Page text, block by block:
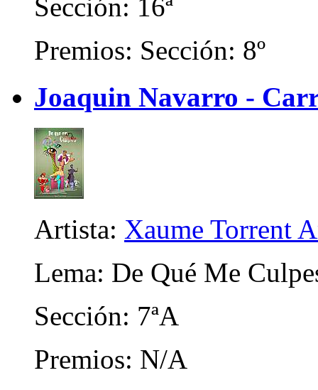
Sección: 16ª
Premios: Sección: 8º
Joaquin Navarro -
Artista: Xaume Torrent
Lema: De Qué Me
Sección: 7ªA
Premios: N/A